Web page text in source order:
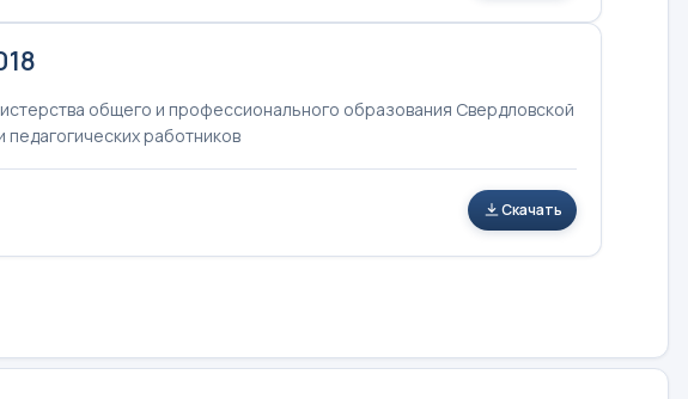
общего и профессионального образования Свердловской
педагогических работников
Скачать